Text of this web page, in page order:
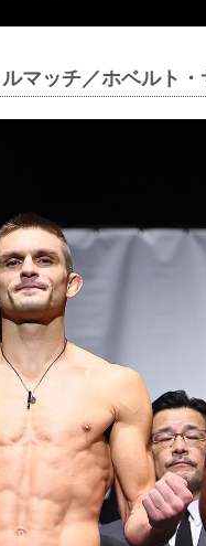
マッチ／ホベルト